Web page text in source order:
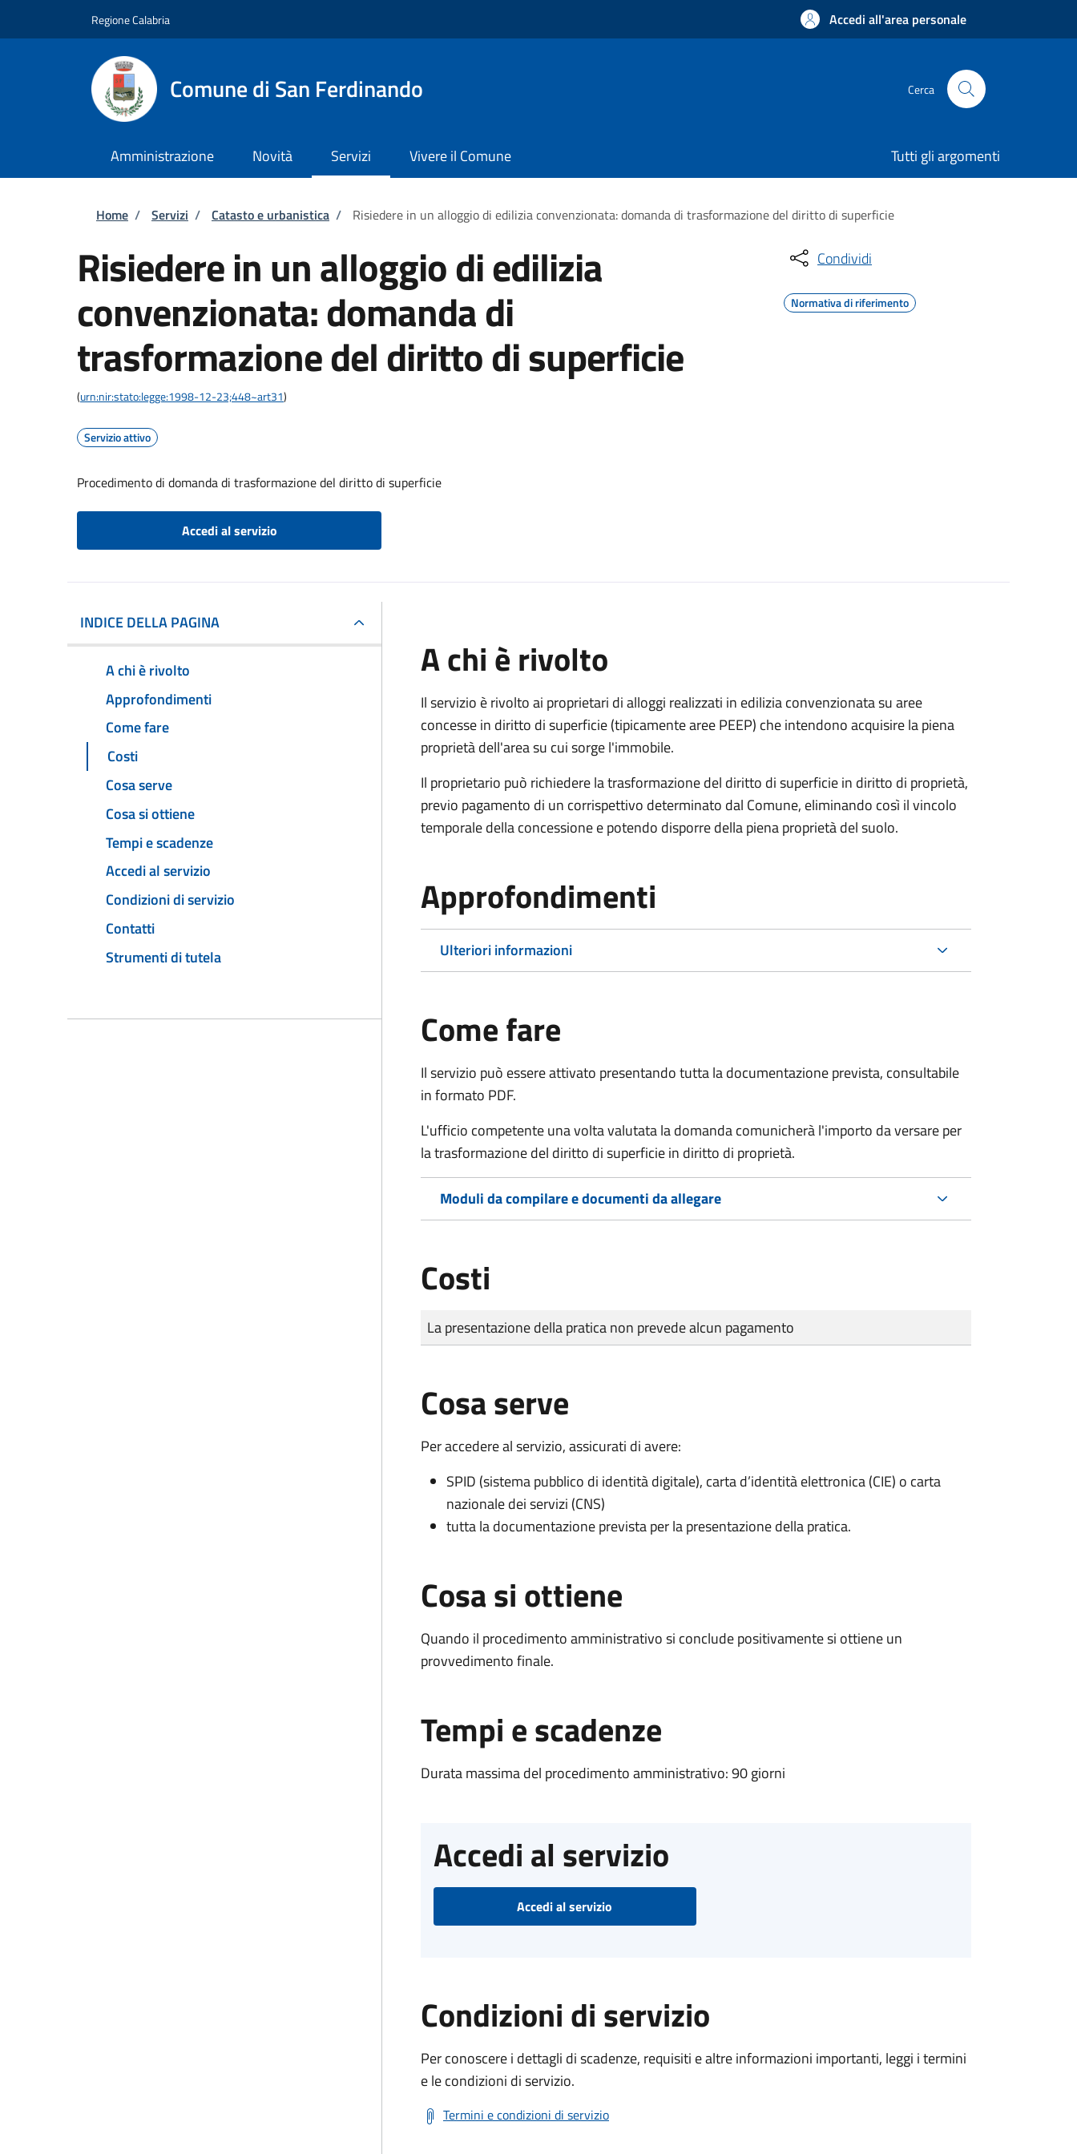
Regione Calabria Accedi all'area personale
Comune di San Ferdinando Cerca
Amministrazione Novità Servizi Vivere il Comune Tutti gli argomenti
Briciole di pane
Home / Servizi / Catasto e urbanistica / Risiedere in un alloggio di edilizia convenzionata: domanda di trasformazione del diritto di superficie
Risiedere in un alloggio di edilizia
convenzionata: domanda di
trasformazione del diritto di superficie
(urn:nir:stato:legge:1998-12-23;448~art31)
Servizio attivo
Procedimento di domanda di trasformazione del diritto di superficie
Accedi al servizio
Condividi
Normativa di riferimento
INDICE DELLA PAGINA
A chi è rivolto
Approfondimenti
Come fare
Costi
Cosa serve
Cosa si ottiene
Tempi e scadenze
Accedi al servizio
Condizioni di servizio
Contatti
Strumenti di tutela
A chi è rivolto
Il servizio è rivolto ai proprietari di alloggi realizzati in edilizia convenzionata su aree
concesse in diritto di superficie (tipicamente aree PEEP) che intendono acquisire la piena
proprietà dell'area su cui sorge l'immobile.
Il proprietario può richiedere la trasformazione del diritto di superficie in diritto di proprietà,
previo pagamento di un corrispettivo determinato dal Comune, eliminando così il vincolo
temporale della concessione e potendo disporre della piena proprietà del suolo.
Approfondimenti
Ulteriori informazioni
Come fare
Il servizio può essere attivato presentando tutta la documentazione prevista, consultabile
in formato PDF.
L'ufficio competente una volta valutata la domanda comunicherà l'importo da versare per
la trasformazione del diritto di superficie in diritto di proprietà.
Moduli da compilare e documenti da allegare
Costi
Tipo di pagamento
Importo
La presentazione della pratica non prevede alcun pagamento
Cosa serve
Per accedere al servizio, assicurati di avere:
SPID (sistema pubblico di identità digitale), carta d’identità elettronica (CIE) o carta
nazionale dei servizi (CNS)
tutta la documentazione prevista per la presentazione della pratica.
Cosa si ottiene
Quando il procedimento amministrativo si conclude positivamente si ottiene un
provvedimento finale.
Tempi e scadenze
Durata massima del procedimento amministrativo: 90 giorni
Accedi al servizio
Accedi al servizio
Condizioni di servizio
Per conoscere i dettagli di scadenze, requisiti e altre informazioni importanti, leggi i termini
e le condizioni di servizio.
Termini e condizioni di servizio